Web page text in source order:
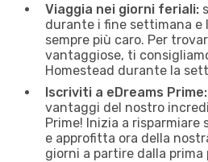
Viaggia nei giorni feriali:
durante i fine settimana
sempre più caro. Per
vantaggiose, ti
Homestead durante la
Iscriviti a eDreams Prime:
vantaggi del nostro
Prime! Inizia a risparmiare
e approfitta ora della
giorni a partire dalla prima